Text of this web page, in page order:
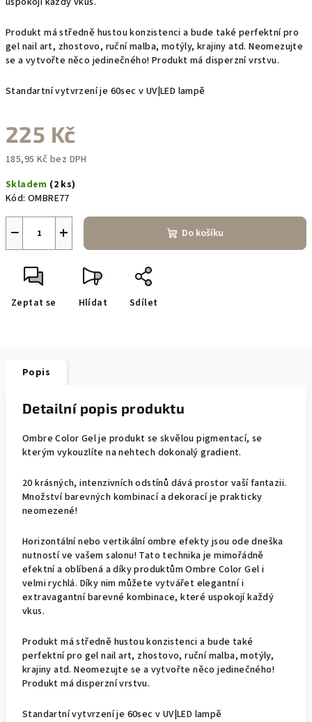
Produkt má středně hustou konzistenci a bude také perfektní pro
gel nail art, zhostovo, ruční malba, motýly, krajiny atd. Neomezujte
se a vytvořte něco jedinečného! Produkt má disperzní vrstvu.
Standartní vytvrzení je 60sec v UV|LED lampě
225 Kč
185,95 Kč bez DPH
cena:
Skladem (2 ks)
Kód: OMBRE77
+
− Do košíku
Zeptat se Hlídat Sdílet
Popis
Detailní popis produktu
Ombre Color Gel je produkt se skvělou pigmentací, se
kterým vykouzlíte na nehtech dokonalý gradient.
20 krásných, intenzivních odstínů dává prostor vaší fantazii.
Množství barevných kombinací a dekorací je prakticky
neomezené!
Horizontální nebo vertikální ombre efekty jsou ode dneška
nutností ve vašem salonu! Tato technika je mimořádně
efektní a oblíbená a díky produktům Ombre Color Gel i
velmi rychlá. Díky nim můžete vytvářet elegantní i
extravagantní barevné kombinace, které uspokojí každý
vkus.
Produkt má středně hustou konzistenci a bude také
perfektní pro gel nail art, zhostovo, ruční malba, motýly,
krajiny atd. Neomezujte se a vytvořte něco jedinečného!
Produkt má disperzní vrstvu.
Standartní vytvrzení je 60sec v UV|LED lampě